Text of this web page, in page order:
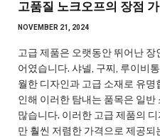
고품질 노크오프의 장점
NOVEMBER 21, 2024
고급 제품은 오랫동안 뛰어난 장
어였습니다. 샤넬, 구찌, 루이비
월한 디자인과 고급 소재로 유
인해 이러한 탐내는 품목은 일
많습니다. 이러한 고급 제품의
만 훨씬 저렴한 가격으로 제공